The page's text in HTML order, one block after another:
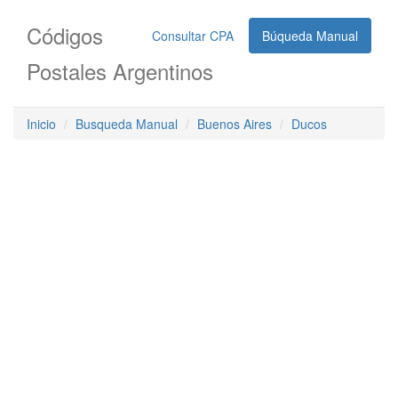
Consultar CPA Búqueda Manual
Códigos
Postales Argentinos
Inicio Busqueda Manual Buenos Aires Ducos